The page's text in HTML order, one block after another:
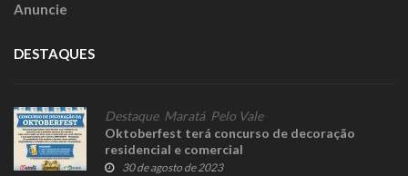
Anuncie
DESTAQUES
Destaque, Maratá, Pelo Vale
Oktoberfest terá concurso de decoração
residencial e comercial
30 de agosto de 2023